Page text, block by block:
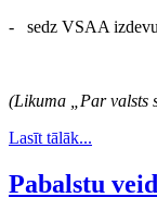
- sedz VSAA
(Likuma „Par valsts
Lasīt tālāk...
Pabalstu